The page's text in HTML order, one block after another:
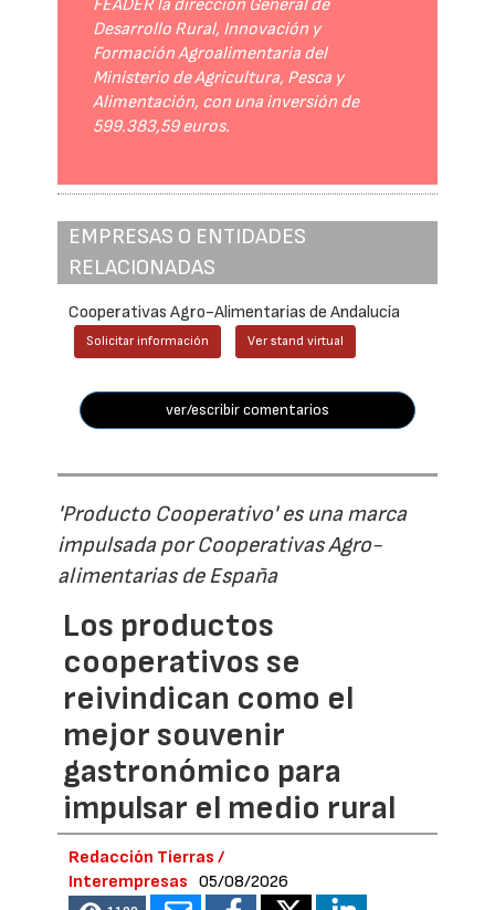
FEADER la dirección General de
Desarrollo Rural, Innovación y
Formación Agroalimentaria del
Ministerio de Agricultura, Pesca y
Alimentación, con una inversión de
599.383,59 euros.
EMPRESAS O ENTIDADES
RELACIONADAS
Cooperativas Agro-Alimentarias de Andalucía
Solicitar información Ver stand virtual
ver/escribir comentarios
'Producto Cooperativo' es una marca
impulsada por Cooperativas Agro-
alimentarias de España
Los productos
cooperativos se
reivindican como el
mejor souvenir
gastronómico para
impulsar el medio rural
Redacción Tierras /
Interempresas
05/08/2026